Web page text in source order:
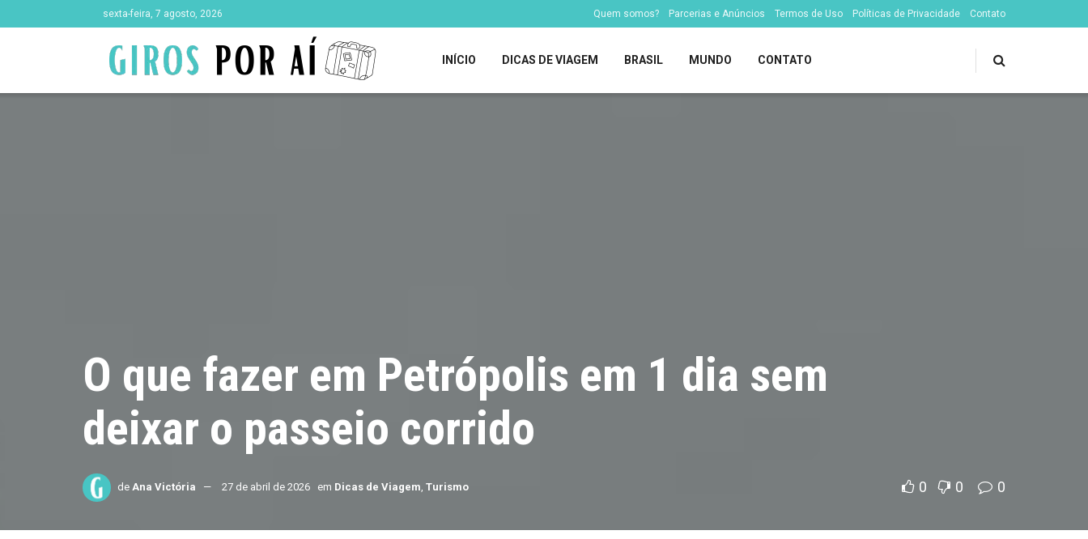
sexta-feira, 7 agosto, 2026 Quem somos? Parcerias e Anúncios Termos de Uso Políticas de Privacidade Contato
INÍCIO DICAS DE VIAGEM BRASIL MUNDO CONTATO
O que fazer em Petrópolis em 1 dia sem
deixar o passeio corrido
de Ana Victória 27 de abril de 2026 em Dicas de Viagem Turismo 0 0 0